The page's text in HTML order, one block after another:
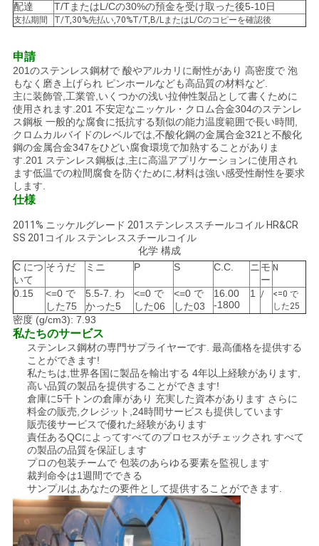
PRIVACY
POLICY
配達
T/TまたはL/Cの30%の預金を受け取った後5-10日
支払期間 T/T,30%先払い,70%T/T,B/LまたはL/Cのコピーを確認後
申請
201のステンレス鋼材で 酸やアルカリに耐性があり 高密度で 泡
もなく磨き上げられ ピンホールなども高品質の材料など.
主に装飾管,工業管,いくつかの浅い拉伸性製品として書くために
使用されます.201 不安定なニッケル・クロム合金304のステンレ
ス鋼板 一般的な腐食に抵抗する類似の能力温度範囲で長い時間,
クロムカルバイドのレベルでは,不酸化鋼の金属合金321と不酸化
鋼の金属合金347をひどい腐食環境で加熱することがありま
す.201 ステンレス鋼板は,主に高温アプリケーションに使用され
ます低温での粒間腐食を防ぐために,材料は強い感受性耐性を要求
します.
仕様
2011% ニッケルグレード 201ステンレススチールコイル HR&CR
SS 201コイル ステンレススチールコイル
化学 構成
C につ
いて
そうだ ミニ P S C.C. ニモ
ー
N
0.15
<=0 で
した75
5.5-7. わ
かった5
<=0 で
した06
<=0 で
した03
16.00
-1800
1 /
<=0 で
した25
密度 (g/cm3): 7.93
私たちのサービス
ステンレス鋼材の専門サプライヤーです. 最高価格を提供する
ことができます!
私たちは,世界各国に製品を輸出する 4年以上経験があります,
高い品質の製品を提供することができます!
倉庫に5千トンの倉庫があり 充実した資本があります さらに
料金の販売,クレジット,24時間サービスも提供しています
販売後サービスで優れた経験があります
責任あるQCによってすべてのプロセスがチェックされ すべて
の製品の品質を保証します
プロの包装チームで 包装のあらゆる要素を監視します
裁判命令は1週間でできる
サンプルは,あなたの要件として提供することができます.